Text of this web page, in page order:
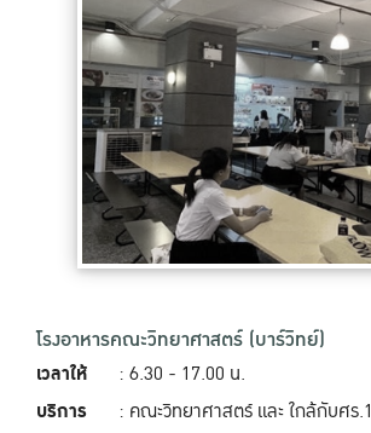
โรงอาหารคณะวิทยาศาสตร์ (บาร์วิทย์)
เวลาให้
บริการ
: 6.30 - 17.00 น.
: คณะวิทยาศาสตร์ และ ใกล้กับศร.1